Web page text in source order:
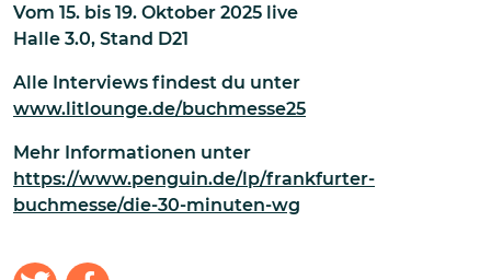
Vom 15. bis 19. Oktober 2025 live
Halle 3.0, Stand D21
Alle Interviews findest du unter
www.litlounge.de/buchmesse25
Mehr Informationen unter
https://www.penguin.de/lp/frankfurter-
buchmesse/die-30-minuten-wg